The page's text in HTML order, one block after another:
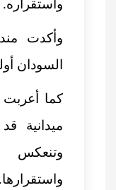
واستقراره.
وأكدت
السودان
كما
ميدانية
واستقرارها.